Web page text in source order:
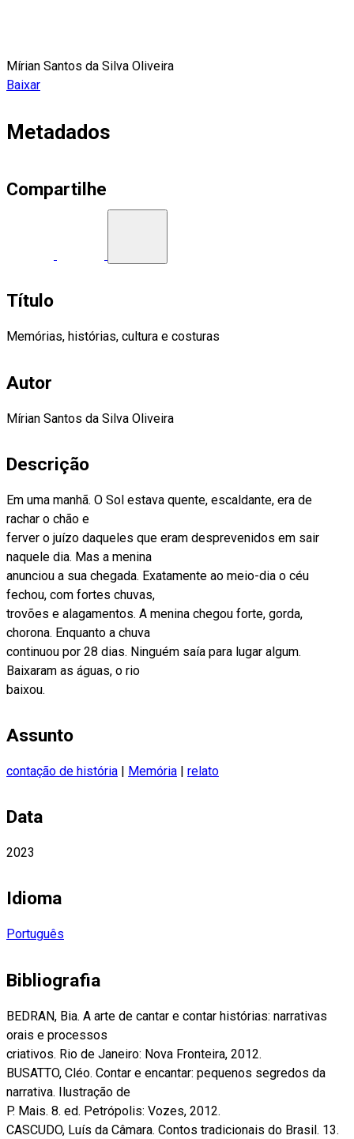
Mírian Santos da Silva Oliveira
Baixar
Metadados
Compartilhe
Título
Memórias, histórias, cultura e costuras
Autor
Mírian Santos da Silva Oliveira
Descrição
Em uma manhã. O Sol estava quente, escaldante, era de
rachar o chão e
ferver o juízo daqueles que eram desprevenidos em sair
naquele dia. Mas a menina
anunciou a sua chegada. Exatamente ao meio-dia o céu
fechou, com fortes chuvas,
trovões e alagamentos. A menina chegou forte, gorda,
chorona. Enquanto a chuva
continuou por 28 dias. Ninguém saía para lugar algum.
Baixaram as águas, o rio
baixou.
Assunto
contação de história | Memória | relato
Data
2023
Idioma
Português
Bibliografia
BEDRAN, Bia. A arte de cantar e contar histórias: narrativas
orais e processos
criativos. Rio de Janeiro: Nova Fronteira, 2012.
BUSATTO, Cléo. Contar e encantar: pequenos segredos da
narrativa. Ilustração de
P. Mais. 8. ed. Petrópolis: Vozes, 2012.
CASCUDO, Luís da Câmara. Contos tradicionais do Brasil. 13.